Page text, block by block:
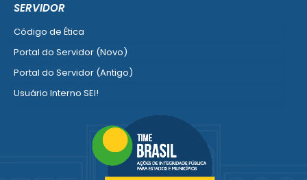
SERVIDOR
Código de Ética
Portal do Servidor (Novo)
Portal do Servidor (Antigo)
Usuário Interno SEI!
Portal do Segurado
Manual de Gestão Patrimonial